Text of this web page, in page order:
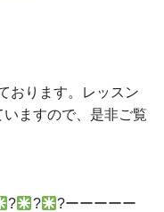
おります。レッスン
ますので、是非ご覧
? ?
?ーーーーー